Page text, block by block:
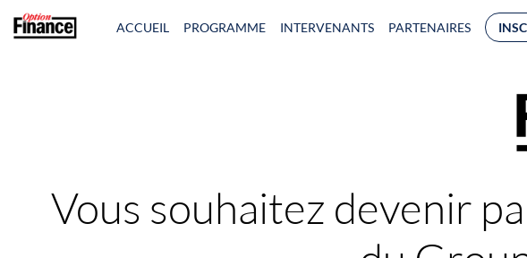
ACCUEIL PROGRAMME INTERVENANTS PARTENAIRES
Vous souhaitez devenir